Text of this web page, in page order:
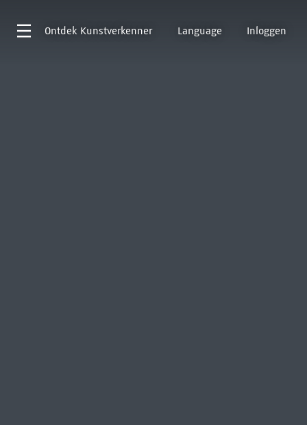
Ontdek Kunstverkenner Language Inloggen